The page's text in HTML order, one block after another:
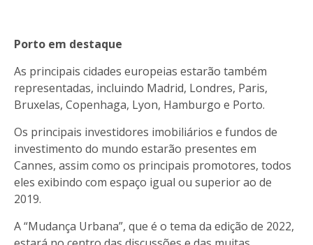
Porto em destaque
As principais cidades europeias estarão também
representadas, incluindo Madrid, Londres, Paris,
Bruxelas, Copenhaga, Lyon, Hamburgo e Porto.
Os principais investidores imobiliários e fundos de
investimento do mundo estarão presentes em
Cannes, assim como os principais promotores, todos
eles exibindo com espaço igual ou superior ao de
2019.
A “Mudança Urbana”, que é o tema da edição de 2022,